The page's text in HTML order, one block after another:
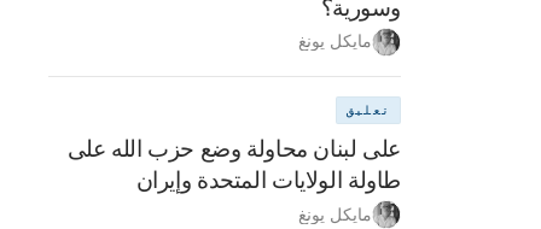
وسورية؟
مايكل يونغ
تعليق
على لبنان محاولة وضع حزب الله على
طاولة الولايات المتحدة وإيران
مايكل يونغ